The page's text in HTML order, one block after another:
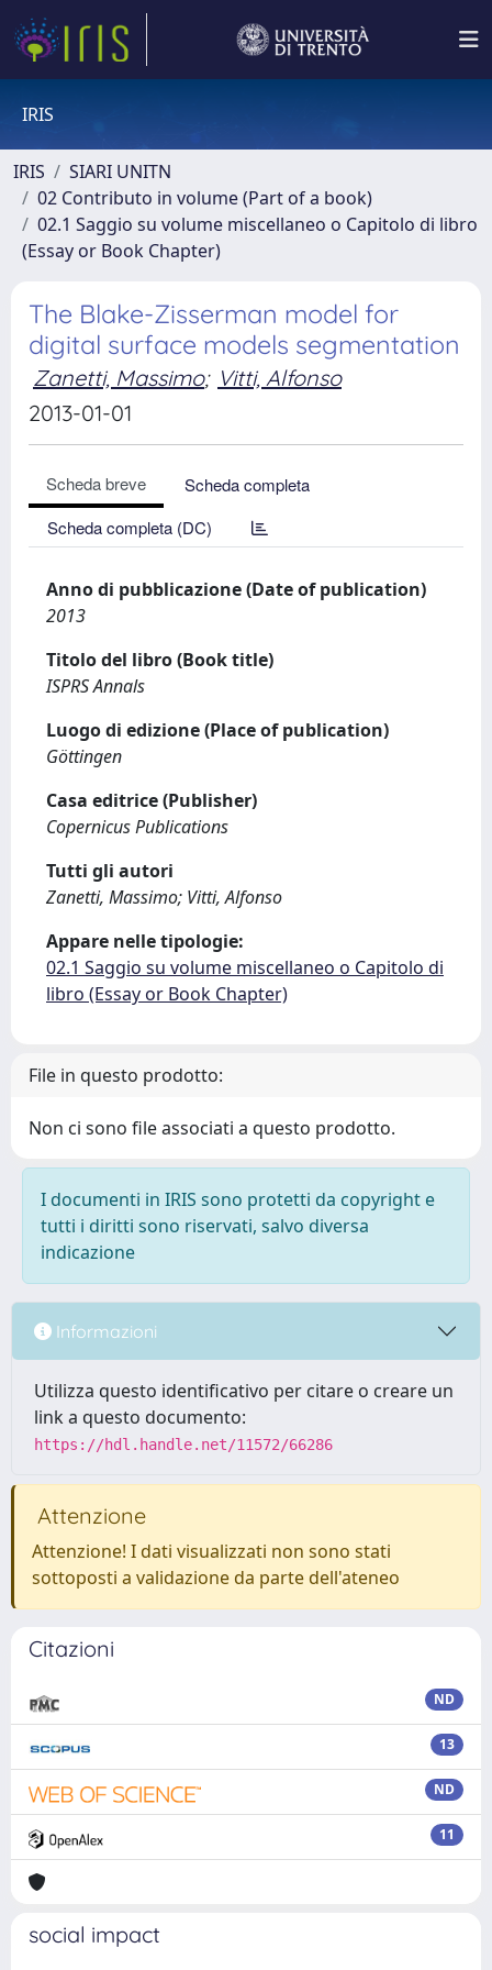
IRIS
IRIS
SIARI UNITN
02 Contributo in volume (Part of a book)
02.1 Saggio su volume miscellaneo o Capitolo di libro
(Essay or Book Chapter)
The Blake-Zisserman model for
digital surface models segmentation
Zanetti, Massimo; Vitti, Alfonso
2013-01-01
Scheda breve
Scheda completa
Scheda completa (DC)
Anno di pubblicazione (Date of publication)
2013
Titolo del libro (Book title)
ISPRS Annals
Luogo di edizione (Place of publication)
Göttingen
Casa editrice (Publisher)
Copernicus Publications
Tutti gli autori
Zanetti, Massimo; Vitti, Alfonso
Appare nelle tipologie:
02.1 Saggio su volume miscellaneo o Capitolo di
libro (Essay or Book Chapter)
File in questo prodotto:
Non ci sono file associati a questo prodotto.
I documenti in IRIS sono protetti da copyright e
tutti i diritti sono riservati, salvo diversa
indicazione
Informazioni
Utilizza questo identificativo per citare o creare un
link a questo documento:
https://hdl.handle.net/11572/66286
Attenzione
Attenzione! I dati visualizzati non sono stati
sottoposti a validazione da parte dell'ateneo
Citazioni
ND
13
ND
11
social impact